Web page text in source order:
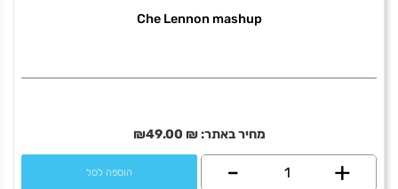
Che Lennon mashup
מחיר באתר:₪
₪49.00
+
כמות
- הוספה לסל